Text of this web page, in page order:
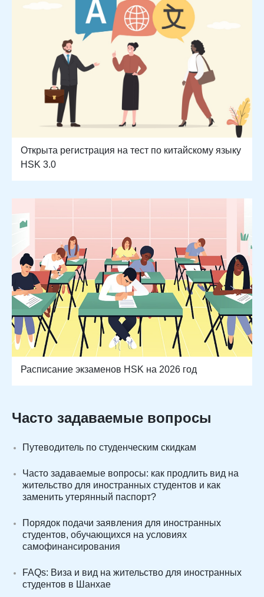
Открыта регистрация на тест по китайскому языку
HSK 3.0
Расписание экзаменов HSK на 2026 год
Часто задаваемые вопросы
Путеводитель по студенческим скидкам
Часто задаваемые вопросы: как продлить вид на
жительство для иностранных студентов и как
заменить утерянный паспорт?
Порядок подачи заявления для иностранных
студентов, обучающихся на условиях
самофинансирования
FAQs: Виза и вид на жительство для иностранных
студентов в Шанхае